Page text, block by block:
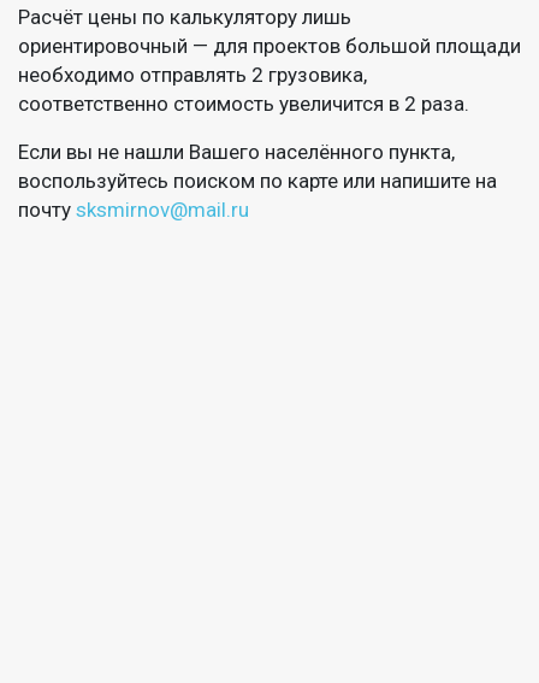
Расчёт цены по калькулятору лишь
ориентировочный — для проектов большой площади
необходимо отправлять 2 грузовика,
соответственно стоимость увеличится в 2 раза.
Если вы не нашли Вашего населённого пункта,
воспользуйтесь поиском по карте или напишите на
почту sksmirnov@mail.ru